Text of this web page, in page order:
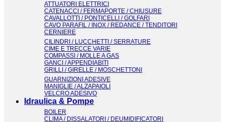
ATTUATORI ELETTRICI
CATENACCI / FERMAPORTE / CHIUSURE
CAVALLOTTI / PONTICELLI / GOLFARI
CAVO PARAFIL / INOX / REDANCE / TENDITORI
CERNIERE
CILINDRI / LUCCHETTI / SERRATURE
CIME E TRECCE VARIE
COMPASSI / MOLLE A GAS
GANCI / APPENDIABITI
GRILLI / GIRELLE / MOSCHETTONI
GUARNIZIONI ADESIVE
MANIGLIE / ALZAPAIOLI
VELCRO ADESIVO
Idraulica & Pompe
BOILER
CLIMA / DISSALATORI / DEUMIDIFICATORI